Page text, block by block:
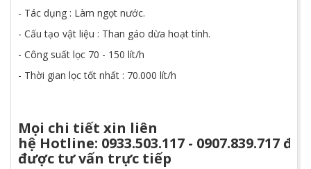
- Tác dụng : Làm ngọt nước.
- Cấu tạo vật liệu : Than gáo dừa hoạt tính.
- Công suất lọc 70 - 150 lít/h
- Thời gian lọc tốt nhất : 70.000 lít/h
Mọi chi tiết xin liên
hệ Hotline: 0933.503.117 - 0907.839.717 để
được tư vấn trực tiếp